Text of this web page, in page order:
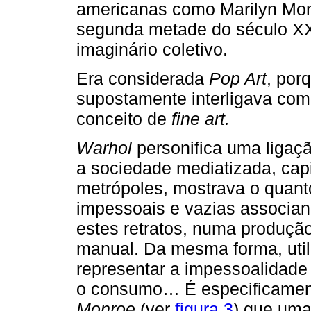
americanas como Marilyn
segunda metade do século
imaginário coletivo.
Era considerada Pop Art,
supostamente interligava
conceito de fine art.
Warhol personifica uma
a sociedade mediatizada,
metrópoles, mostrava o
impessoais e vazias
estes retratos, numa
manual. Da mesma forma,
representar a
o consumo… É